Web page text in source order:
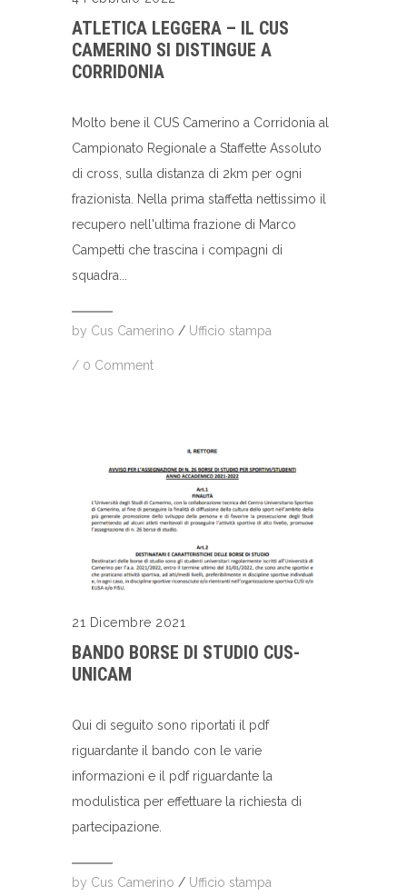
ATLETICA LEGGERA – IL CUS
CAMERINO SI DISTINGUE A
CORRIDONIA
Molto bene il CUS Camerino a Corridonia al
Campionato Regionale a Staffette Assoluto
di cross, sulla distanza di 2km per ogni
frazionista. Nella prima staffetta nettissimo il
recupero nell'ultima frazione di Marco
Campetti che trascina i compagni di
squadra...
by Cus Camerino / Ufficio stampa
/ 0 Comment
21 Dicembre 2021
BANDO BORSE DI STUDIO CUS-
UNICAM
Qui di seguito sono riportati il pdf
riguardante il bando con le varie
informazioni e il pdf riguardante la
modulistica per effettuare la richiesta di
partecipazione.
by Cus Camerino / Ufficio stampa